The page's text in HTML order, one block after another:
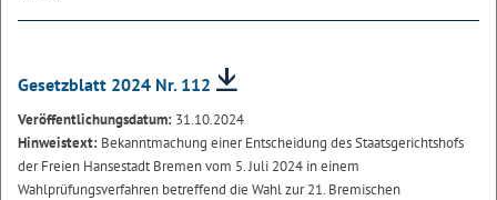
Gesetzblatt 2024 Nr. 112
Veröffentlichungsdatum: 31.10.2024
Hinweistext: Bekanntmachung einer Entscheidung des Staatsgerichtshofs
der Freien Hansestadt Bremen vom 5. Juli 2024 in einem
Wahlprüfungsverfahren betreffend die Wahl zur 21. Bremischen